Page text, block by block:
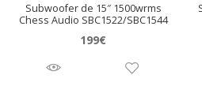
Subwoofer de 15″ 1500wrms
Chess Audio SBC1522/SBC1544
199€